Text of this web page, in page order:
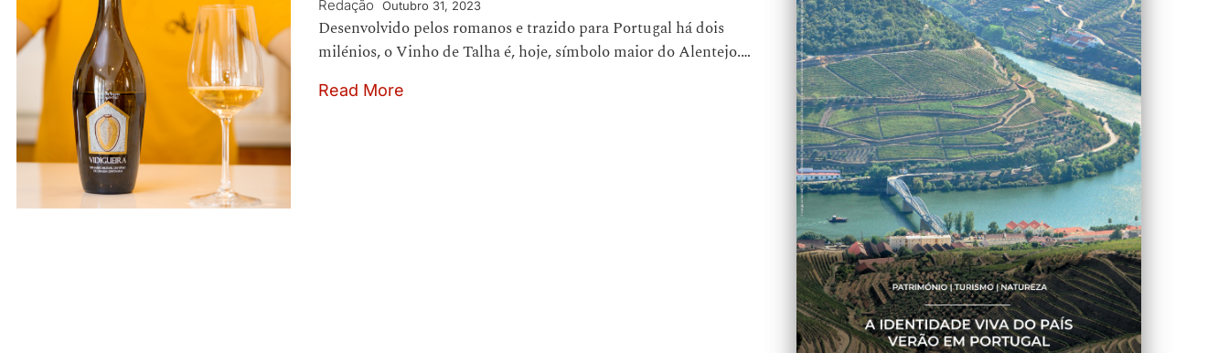
Redação Outubro 31, 2023
Desenvolvido pelos romanos e trazido para Portugal há dois
milénios, o Vinho de Talha é, hoje, símbolo maior do Alentejo.…
Read More